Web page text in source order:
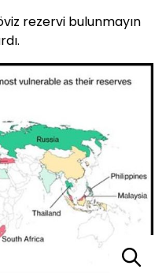
rezervi bulunmayın